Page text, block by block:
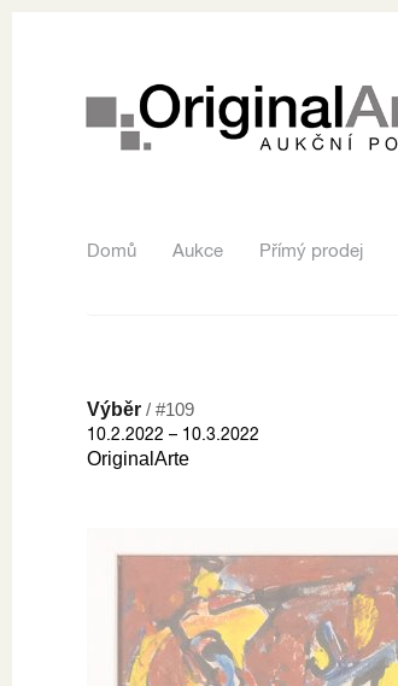
Domů Aukce Přímý prodej
Výběr / #109
10.2.2022 – 10.3.2022
OriginalArte